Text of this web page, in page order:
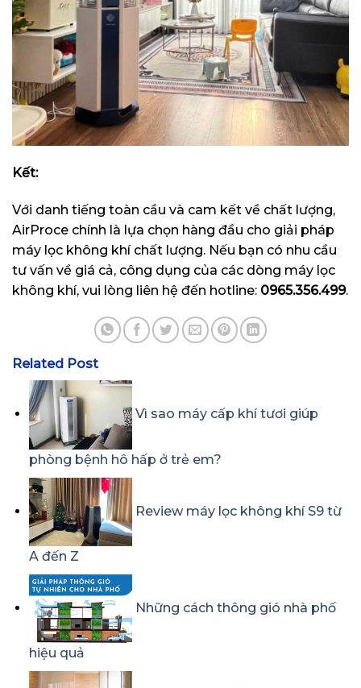
Kết:
Với danh tiếng toàn cầu và cam kết về chất lượng,
AirProce chính là lựa chọn hàng đầu cho giải pháp
máy lọc không khí chất lượng. Nếu bạn có nhu cầu
tư vấn về giá cả, công dụng của các dòng máy lọc
không khí, vui lòng liên hệ đến hotline: 0965.356.499.
Related Post
Vì sao máy cấp khí tươi giúp
phòng bệnh hô hấp ở trẻ em?
Review máy lọc không khí S9 từ
A đến Z
Những cách thông gió nhà phố
hiệu quả